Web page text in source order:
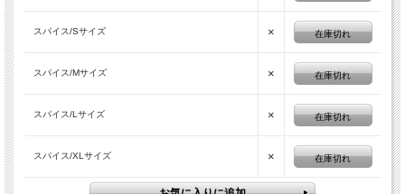
スパイス/Sサイズ × 在庫切れ
スパイス/Mサイズ × 在庫切れ
スパイス/Lサイズ × 在庫切れ
スパイス/XLサイズ × 在庫切れ